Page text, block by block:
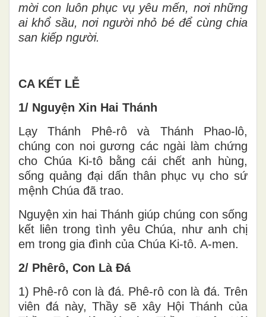
mời con luôn phục vụ yêu mến, nơi những
ai khổ sầu, nơi người nhỏ bé để cùng chia
san kiếp người.
CA KẾT LỄ
1/ Nguyện Xin Hai Thánh
Lạy Thánh Phê-rô và Thánh Phao-lô,
chúng con noi gương các ngài làm chứng
cho Chúa Ki-tô bằng cái chết anh hùng,
sống quảng đại dấn thân phục vụ cho sứ
mệnh Chúa đã trao.
Nguyện xin hai Thánh giúp chúng con sống
kết liên trong tình yêu Chúa, như anh chị
em trong gia đình của Chúa Ki-tô. A-men.
2/ Phêrô, Con Là Đá
1) Phê-rô con là đá. Phê-rô con là đá. Trên
viên đá này, Thầy sẽ xây Hội Thánh của